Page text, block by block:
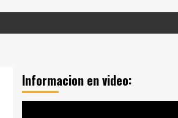
Informacion en video: